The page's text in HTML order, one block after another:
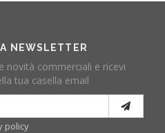
NEWSLETTER
novità commerciali e ricevi
tua casella email
policy